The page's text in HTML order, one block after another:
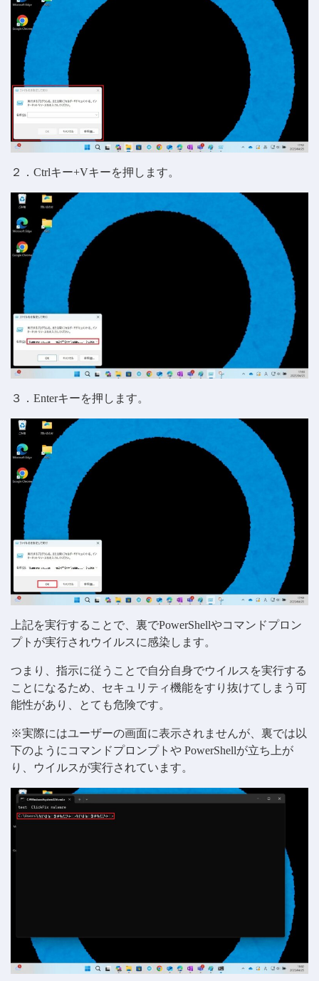
２．Ctrlキー+Vキーを押します。
３．Enterキーを押します。
上記を実行することで、裏でPowerShellやコマンドプロン
プトが実行されウイルスに感染します。
つまり、指示に従うことで自分自身でウイルスを実行する
ことになるため、セキュリティ機能をすり抜けてしまう可
能性があり、とても危険です。
※実際にはユーザーの画面に表示されませんが、裏では以
下のようにコマンドプロンプトや PowerShellが立ち上が
り、ウイルスが実行されています。